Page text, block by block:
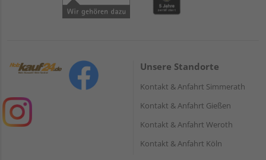
Unsere Standorte
Kontakt & Anfahrt Simmerath
Kontakt & Anfahrt Gießen
Kontakt & Anfahrt Weroth
Kontakt & Anfahrt Köln